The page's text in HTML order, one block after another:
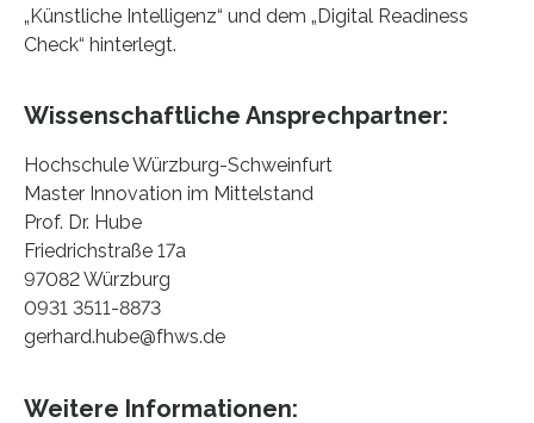
„Künstliche Intelligenz“ und dem „Digital Readiness
Check“ hinterlegt.
Wissenschaftliche Ansprechpartner:
Hochschule Würzburg-Schweinfurt
Master Innovation im Mittelstand
Prof. Dr. Hube
Friedrichstraße 17a
97082 Würzburg
0931 3511-8873
gerhard.hube@fhws.de
Weitere Informationen: